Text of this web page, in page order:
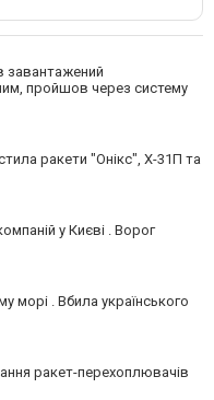
завантажений
пройшов через систему
ракети "Онікс", Х-31П та
у Києві . Ворог
морі . Вбила українського
ракет-перехоплювачів